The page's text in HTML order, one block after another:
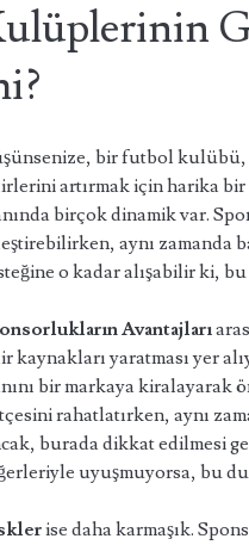
bir futbol kulübü,
artırmak için harika
birçok dinamik var.
aynı zamanda
o kadar alışabilir ki,
Avantajları
kaynakları yaratması yer
bir markaya
rahatlatırken, aynı
burada dikkat edilmesi
uyuşmuyorsa, bu
ise daha karmaşık.